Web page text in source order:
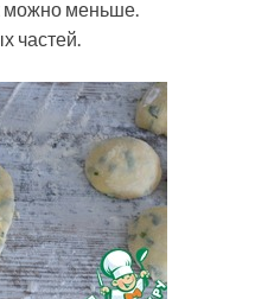
можно меньше.
частей.